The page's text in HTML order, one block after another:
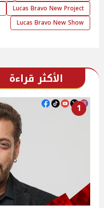
Lucas Bravo New Project
Lucas Bravo New Show
الأكثر قراءة
1